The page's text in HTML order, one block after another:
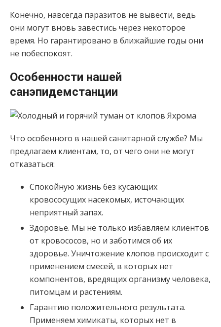
Конечно, навсегда паразитов не вывести, ведь
они могут вновь завестись через некоторое
время. Но гарантировано в ближайшие годы они
не побеспокоят.
Особенности нашей
санэпидемстанции
Что особенного в нашей санитарной службе? Мы
предлагаем клиентам, то, от чего они не могут
отказаться:
Спокойную жизнь без кусающих
кровососущих насекомых, источающих
неприятный запах.
Здоровье. Мы не только избавляем клиентов
от кровососов, но и заботимся об их
здоровье. Уничтожение клопов происходит с
применением смесей, в которых нет
компонентов, вредящих организму человека,
питомцам и растениям.
Гарантию положительного результата.
Применяем химикаты, которых нет в